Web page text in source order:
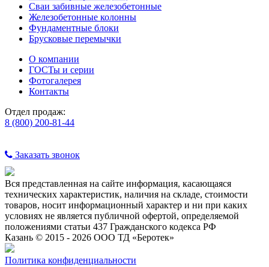
Сваи забивные железобетонные
Железобетонные колонны
Фундаментные блоки
Брусковые перемычки
О компании
ГОСТы и серии
Фотогалерея
Контакты
Отдел продаж:
8 (800) 200-81-44
Заказать звонок
Вся представленная на сайте информация, касающаяся
технических характеристик, наличия на складе, стоимости
товаров, носит информационный характер и ни при каких
условиях не является публичной офертой, определяемой
положениями статьи 437 Гражданского кодекса РФ
Казань © 2015 - 2026 ООО ТД «Беротек»
Политика конфиденциальности